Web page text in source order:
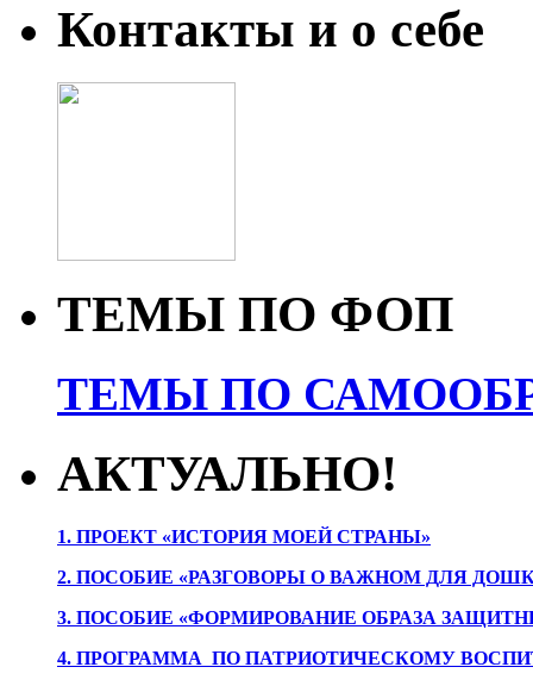
Контакты и о себе
ТЕМЫ ПО ФОП
ТЕМЫ ПО
АКТУАЛЬНО!
1. ПРОЕКТ «ИСТОРИЯ МОЕЙ СТРАНЫ»
2. ПОСОБИЕ «РАЗГОВОРЫ О ВАЖНОМ ДЛЯ
3. ПОСОБИЕ «ФОРМИРОВАНИЕ ОБРАЗА
4. ПРОГРАММА ПО ПАТРИОТИЧЕСКОМУ